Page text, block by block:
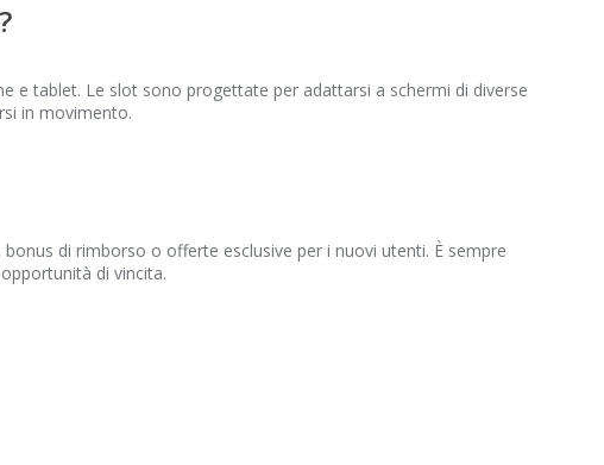
e tablet. Le slot sono progettate per adattarsi a schermi di diverse
in movimento.
di rimborso o offerte esclusive per i nuovi utenti. È sempre
di vincita.